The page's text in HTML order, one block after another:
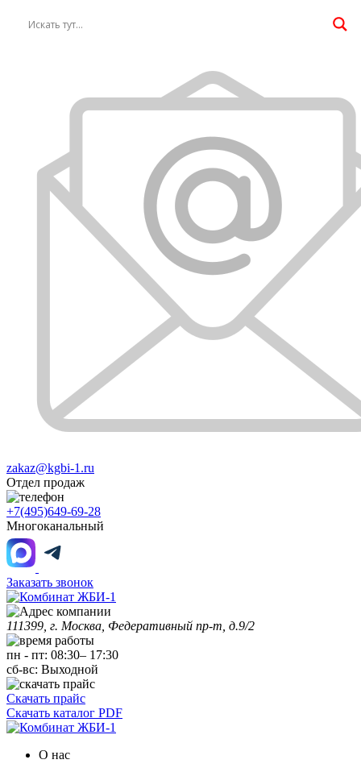
zakaz@kgbi-1.ru
Отдел продаж
+7(495)649-69-28
Многоканальный
Заказать звонок
111399, г. Москва, Федеративный пр-т, д.9/2
пн - пт: 08:30– 17:30
сб-вс: Выходной
Скачать прайс
Скачать каталог PDF
О нас